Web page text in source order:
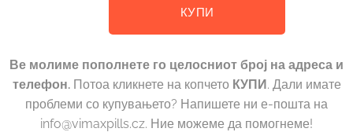
КУПИ
Ве молиме пополнете го целосниот број на адреса и
телефон.Потоа кликнете на копчето КУПИ. Дали имате
проблеми со купувањето? Напишете ни е-пошта на
info@vimaxpills.cz. Ние можеме да помогнеме!